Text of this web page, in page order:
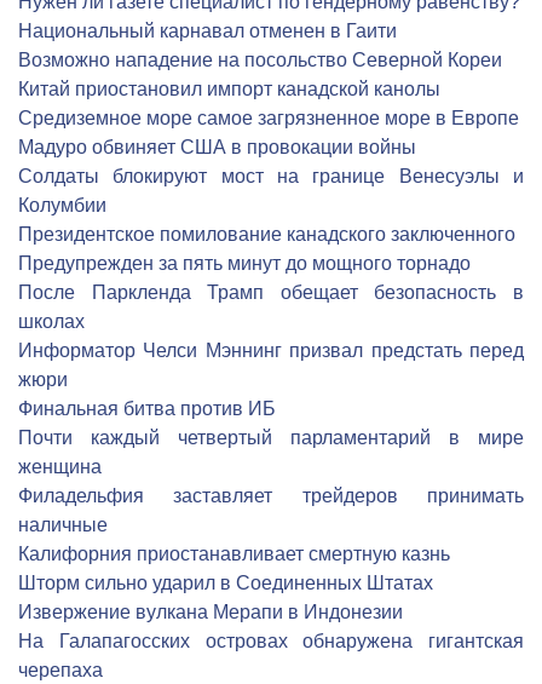
Национальный карнавал отменен в Гаити
Возможно нападение на посольство Северной Кореи
Китай приостановил импорт канадской канолы
Средиземное море самое загрязненное море в Европе
Мадуро обвиняет США в провокации войны
Солдаты блокируют мост на границе Венесуэлы и
Колумбии
Президентское помилование канадского заключенного
Предупрежден за пять минут до мощного торнадо
После Паркленда Трамп обещает безопасность в
школах
Информатор Челси Мэннинг призвал предстать перед
жюри
Финальная битва против ИБ
Почти каждый четвертый парламентарий в мире
женщина
Филадельфия заставляет трейдеров принимать
наличные
Калифорния приостанавливает смертную казнь
Шторм сильно ударил в Соединенных Штатах
Извержение вулкана Мерапи в Индонезии
На Галапагосских островах обнаружена гигантская
черепаха